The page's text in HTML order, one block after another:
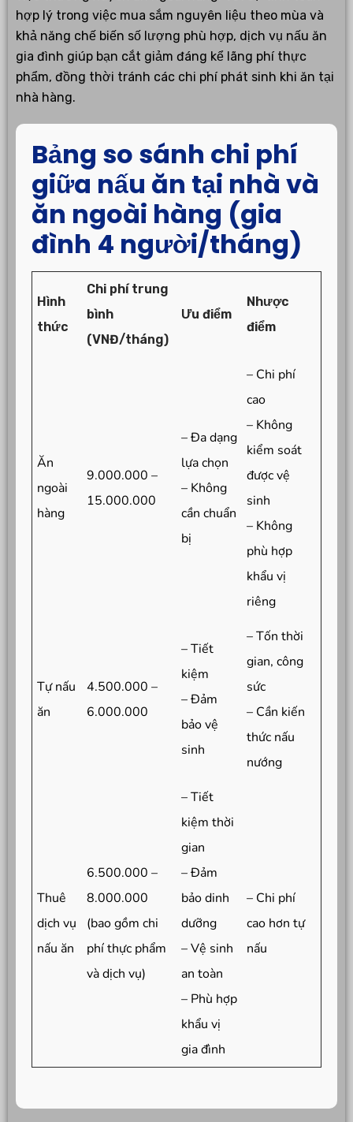
hợp lý trong việc mua sắm nguyên liệu theo mùa và
khả năng chế biến số lượng phù hợp, dịch vụ nấu ăn
gia đình giúp bạn cắt giảm đáng kể lãng phí thực
phẩm, đồng thời tránh các chi phí phát sinh khi ăn tại
nhà hàng.
Bảng so sánh chi phí
giữa nấu ăn tại nhà và
ăn ngoài hàng (gia
đình 4 người/tháng)
Hình
thức
Chi phí trung
bình
(VNĐ/tháng)
Ưu điểm
Nhược
điểm
Ăn
ngoài
hàng
9.000.000 –
15.000.000
– Đa dạng
lựa chọn
– Không
cần chuẩn
bị
– Chi phí
cao
– Không
kiểm soát
được vệ
sinh
– Không
phù hợp
khẩu vị
riêng
Tự nấu
ăn
4.500.000 –
6.000.000
– Tiết
kiệm
– Đảm
bảo vệ
sinh
– Tốn thời
gian, công
sức
– Cần kiến
thức nấu
nướng
Thuê
dịch vụ
nấu ăn
6.500.000 –
8.000.000
(bao gồm chi
phí thực phẩm
và dịch vụ)
– Tiết
kiệm thời
gian
– Đảm
bảo dinh
dưỡng
– Vệ sinh
an toàn
– Phù hợp
khẩu vị
gia đình
– Chi phí
cao hơn tự
nấu